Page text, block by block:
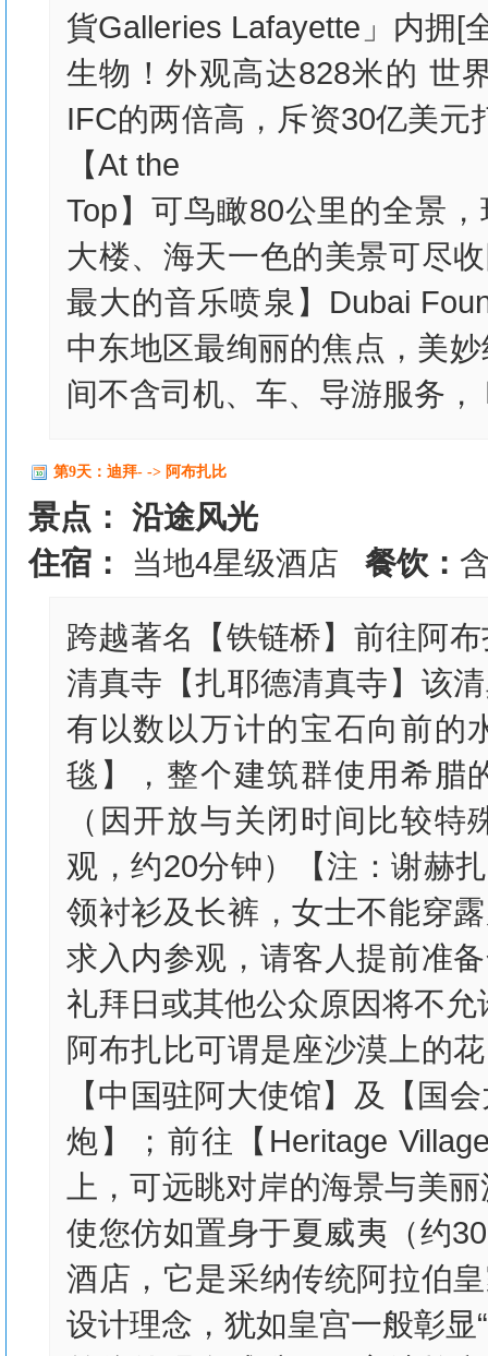
貨Galleries Lafayette」内拥[
生物！外观高达828米的 世
IFC的两倍高，斥资30亿美
【At the
Top】可鸟瞰80公里的全景
大楼、海天一色的美景可尽
最大的音乐喷泉】Dubai
中东地区最绚丽的焦点，美
间不含司机、车、导游服务，
第9天：迪拜- -> 阿布扎比
景点： 沿途风光
住宿： 当地4星级酒店 餐饮：
跨越著名【铁链桥】前往阿
清真寺【扎耶德清真寺】该
有以数以万计的宝石向前的
毯】，整个建筑群使用希腊
（因开放与关闭时间比较
观，约20分钟）【注：谢赫
领衬衫及长裤，女士不能穿
求入内参观，请客人提前准
礼拜日或其他公众原因将不
阿布扎比可谓是座沙漠上的
【中国驻阿大使馆】及【国
炮】；前往【Heritage
上，可远眺对岸的海景与美
使您仿如置身于夏威夷（约
酒店，它是采纳传统阿拉伯
设计理念，犹如皇宫一般彰显